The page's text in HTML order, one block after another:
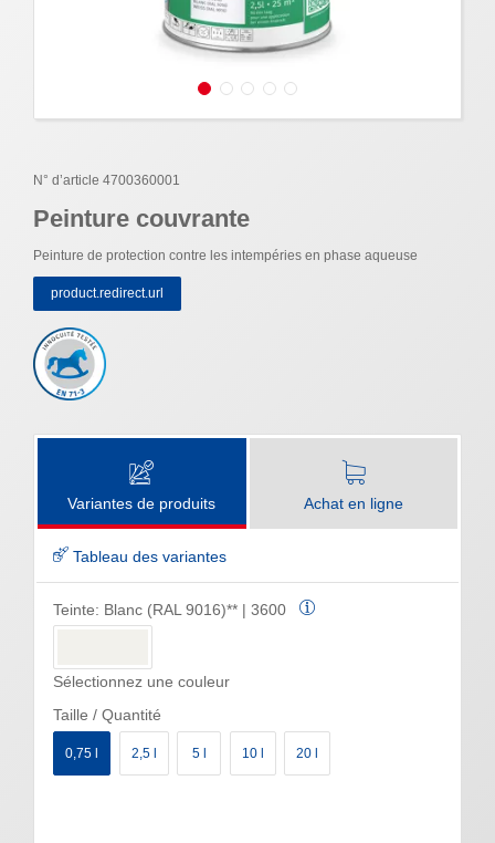
N° d’article 4700360001
Peinture couvrante
Peinture de protection contre les intempéries en phase aqueuse
product.redirect.url
Variantes de produits Achat en ligne
Tableau des variantes
Teinte: Blanc (RAL 9016)** | 3600
Sélectionnez une couleur
Taille / Quantité
0,75 l 2,5 l 5 l 10 l 20 l